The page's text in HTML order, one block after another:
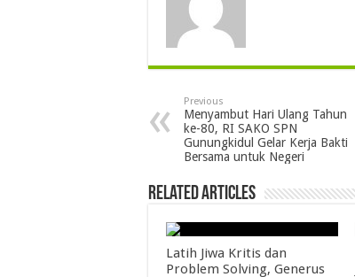
Previous
Menyambut Hari Ulang Tahun
ke-80, RI SAKO SPN
Gunungkidul Gelar Kerja Bakti
Bersama untuk Negeri
Related Articles
Latih Jiwa Kritis dan
Problem Solving, Generus